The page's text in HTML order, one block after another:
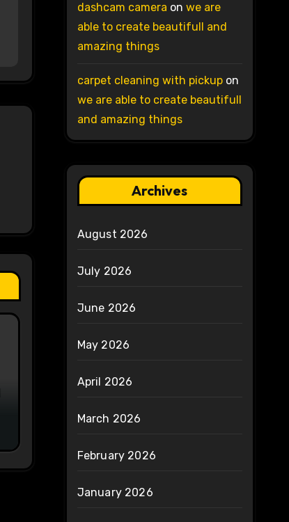
dashcam camera on we are
able to create beautifull and
amazing things
carpet cleaning with pickupon
we are able to create beautifull
and amazing things
Archives
August 2026
July 2026
June 2026
May 2026
April 2026
March 2026
February 2026
January 2026